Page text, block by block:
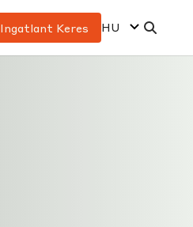
Ingatlant Keres HU